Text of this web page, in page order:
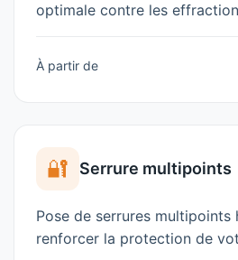
optimale contre les
À partir de
🔐 Serrure multipoints
Pose de serrures multipoints
renforcer la protection de